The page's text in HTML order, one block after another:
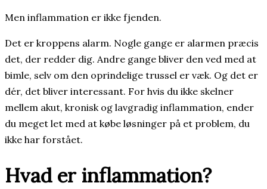
Men inflammation er ikke fjenden.
Det er kroppens alarm. Nogle gange er alarmen præcis
det, der redder dig. Andre gange bliver den ved med at
bimle, selv om den oprindelige trussel er væk. Og det er
dér, det bliver interessant. For hvis du ikke skelner
mellem akut, kronisk og lavgradig inflammation, ender
du meget let med at købe løsninger på et problem, du
ikke har forstået.
Hvad er inflammation?